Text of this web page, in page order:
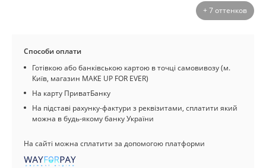
+ 7 оттенков
Способи оплати
Готівкою або банківською картою в точці самовивозу (м.
Київ, магазин MAKE UP FOR EVER)
На карту ПриватБанку
На підставі рахунку-фактури з реквізитами, сплатити який
можна в будь-якому банку України
На сайті можна сплатити за допомогою платформи